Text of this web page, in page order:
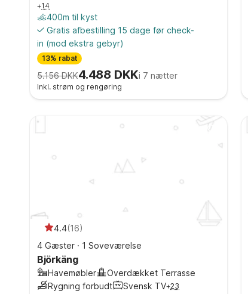
+14
400m til kyst
Gratis afbestilling 15 dage før check-
in (mod ekstra gebyr)
13% rabat
5.156 DKK4.488 DKKi 7 nætter
Inkl. strøm og rengøring
4.4(16)
4 Gæster · 1 Soveværelse
Björkäng
Havemøbler
Overdækket Terrasse
Rygning forbudt
Svensk TV+23